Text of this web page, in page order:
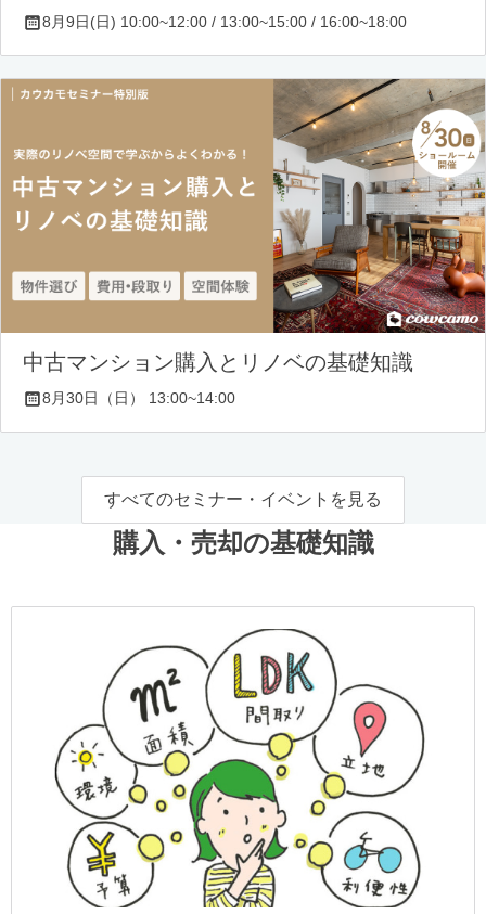
8月9日(日) 10:00~12:00 / 13:00~15:00 / 16:00~18:00
中古マンション購入とリノベの基礎知識
8月30日（日） 13:00~14:00
すべてのセミナー・イベントを見る
購入・売却の基礎知識